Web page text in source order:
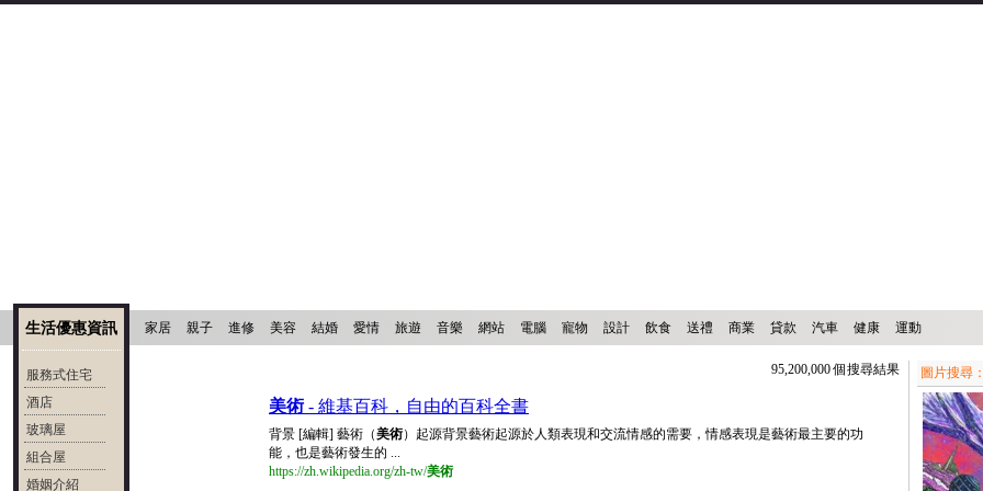
家居 親子 進修 美容 結婚 愛情 旅遊 音樂 網站 電腦 寵物 設計 飲食 送禮 商業 貸款 汽車 健康 運動
生活優惠資訊
服務式住宅
酒店
玻璃屋
組合屋
婚姻介紹
95,200,000 個搜尋結果
美術- 維基百科，自由的百科全書
背景 [編輯] 藝術（美術）起源背景藝術起源於人類表現和交流情感的需要，情感表現是藝術最主要的功
能，也是藝術發生的 ...
https://zh.wikipedia.org/zh-tw/美術
圖片搜尋